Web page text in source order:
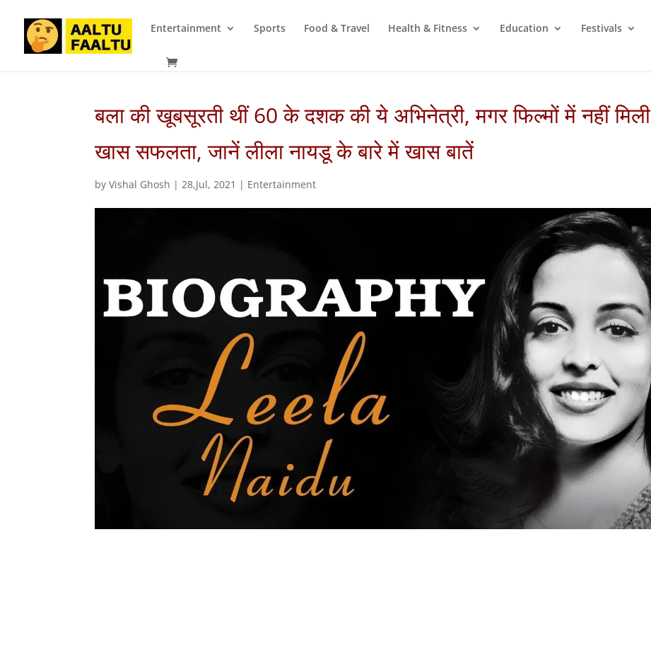
Entertainment Sports Food & Travel Health & Fitness Education Festivals
बला की खूबसूरती थीं 60 के दशक की ये अभिनेत्री, मगर फिल्मों में नहीं मिली
खास सफलता, जानें लीला नायडू के बारे में खास बातें
byVishal Ghosh |28,Jul, 2021 | Entertainment